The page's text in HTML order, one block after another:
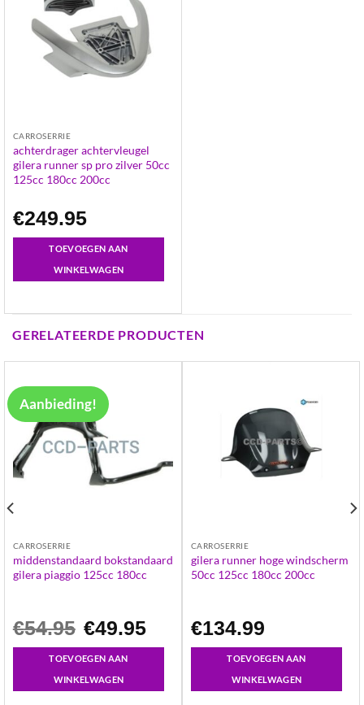
CARROSERRIE
achterdrager achtervleugel
gilera runner sp pro zilver 50cc
125cc 180cc 200cc
€249.95
TOEVOEGEN AAN
WINKELWAGEN
GERELATEERDE PRODUCTEN
Aanbieding!
CARROSERRIE
middenstandaard bokstandaard
gilera piaggio 125cc 180cc
€54.95
Oorspronkelijke
prijs
€54.95.
€49.95prijs
TOEVOEGEN AAN
WINKELWAGEN
CARROSERRIE
gilera runner hoge windscherm
50cc 125cc 180cc 200cc
€134.99
TOEVOEGEN AAN
WINKELWAGEN